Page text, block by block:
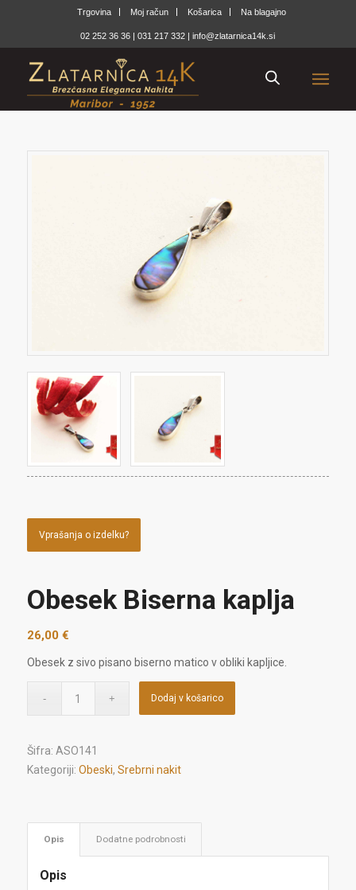
Trgovina Moj račun Košarica Na blagajno
02 252 36 36 |031 217 332 |info@zlatarnica14k.si
Vprašanja o izdelku?
Obesek Biserna kaplja
26,00 €
Obesek z sivo pisano biserno matico v obliki kapljice.
Dodaj v košarico
Šifra: ASO141
Kategoriji: Obeski, Srebrni nakit
Opis Dodatne podrobnosti
Opis